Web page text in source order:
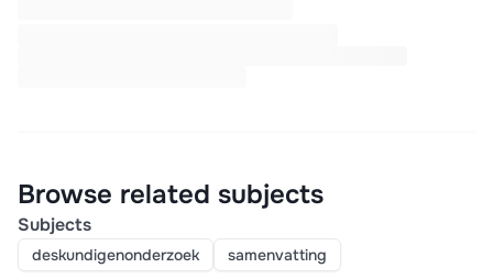
Browse related subjects
Subjects
deskundigenonderzoek samenvatting